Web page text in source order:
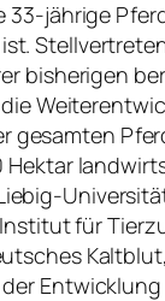
jährige
bisherigen
für